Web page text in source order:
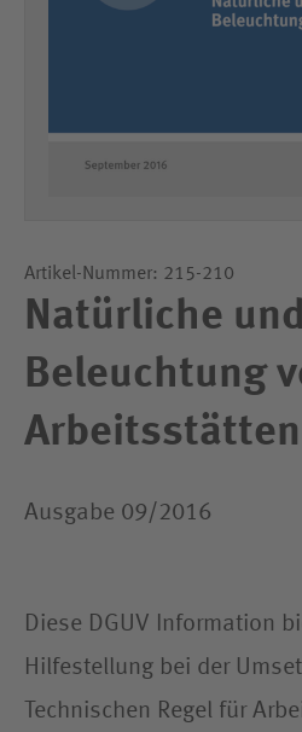
Artikel-Nummer: 215-210
Natürliche
Beleuchtung
Arbeitsstätten
Ausgabe 09/2016
Diese DGUV Information
Hilfestellung bei der
Technischen Regel für